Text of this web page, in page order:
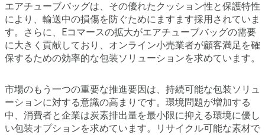
エアチューブバッグは、その優れたクッション性と保護特性
により、輸送中の損傷を防ぐためにますます採用されていま
す。さらに、Eコマースの拡大がエアチューブバッグの需要
に大きく貢献しており、オンライン小売業者が顧客満足を確
保するための効率的な包装ソリューションを求めています。
市場のもう一つの重要な推進要因は、持続可能な包装ソリュ
ーションに対する意識の高まりです。環境問題が増加する
中、消費者と企業は炭素排出量を最小限に抑える環境に優し
い包装オプションを求めています。リサイクル可能な素材で